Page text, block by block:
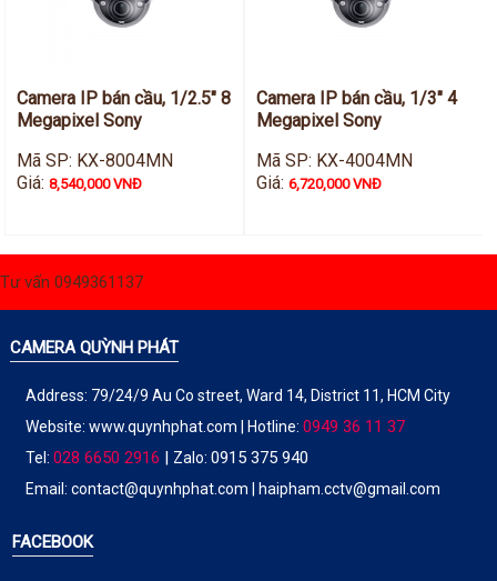
Camera IP bán cầu, 1/2.5" 8
Megapixel Sony
Mã SP: KX-8004MN
Giá:8,540,000 VNĐ
Camera IP bán cầu, 1/3" 4
Megapixel Sony
Mã SP: KX-4004MN
Giá: 6,720,000 VNĐ
Tư vấn 0949361137
CAMERA QUỲNH PHÁT
Address: 79/24/9 Au Co street, Ward 14, District 11, HCM City
Website: www.quynhphat.com | Hotline: 0949 36 11 37
Tel: 028 6650 2916 | Zalo: 0915 375 940
Email: contact@quynhphat.com | haipham.cctv@gmail.com
FACEBOOK